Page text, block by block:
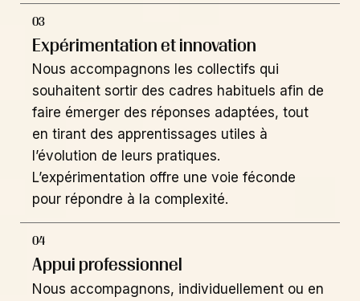
03
Expérimentation et innovation
Nous accompagnons les collectifs qui
souhaitent sortir des cadres habituels afin de
faire émerger des réponses adaptées, tout
en tirant des apprentissages utiles à
l’évolution de leurs pratiques.
L’expérimentation offre une voie féconde
pour répondre à la complexité.
04
Appui professionnel
Nous accompagnons, individuellement ou en